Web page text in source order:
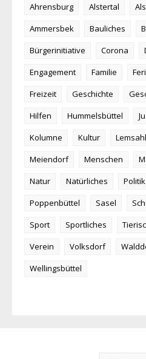
Ahrensburg Alstertal
Ammersbek
Bauliches
Bürgerinitiative
Corona
Engagement
Familie
Freizeit
Geschichte
Hilfen
Hummelsbüttel
Kolumne
Kultur
Meiendorf
Menschen
Natur
Natürliches Politik
Poppenbüttel
Sasel
Sport
Sportliches
Verein
Volksdorf
Wellingsbüttel